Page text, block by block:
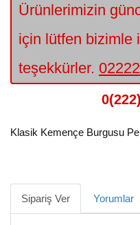
Ürünlerimizin
için lütfen bizimle
teşekkürler.
Klasik Kemençe Burgusu
Sipariş Ver Yorumlar